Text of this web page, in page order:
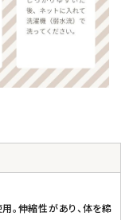
。伸縮性があり、体を締